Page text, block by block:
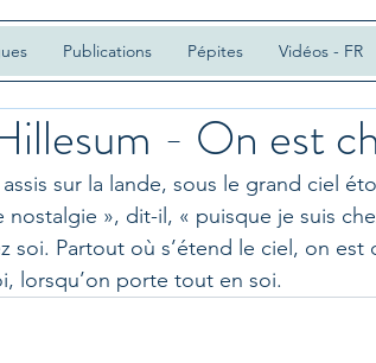
Publications Pépites Vidéos - FR
- On est
sur la lande, sous le grand ciel
nostalgie », dit-il, « puisque je suis
soi. Partout où s’étend le ciel, on
lorsqu’on porte tout en soi.